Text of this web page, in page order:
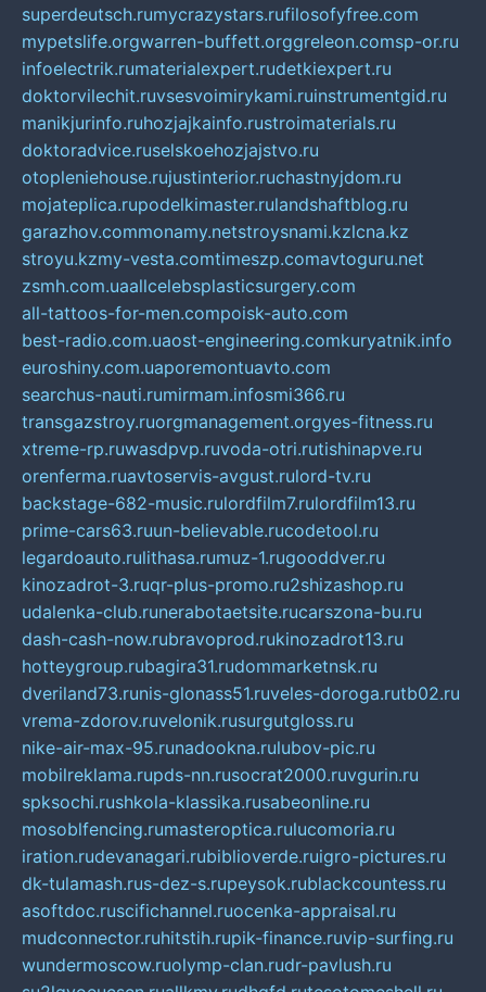
superdeutsch.rumycrazystars.rufilosofyfree.com
mypetslife.orgwarren-buffett.orggreleon.comsp-or.ru
infoelectrik.rumaterialexpert.rudetkiexpert.ru
doktorvilechit.ruvsesvoimirykami.ruinstrumentgid.ru
manikjurinfo.ruhozjajkainfo.rustroimaterials.ru
doktoradvice.ruselskoehozjajstvo.ru
otopleniehouse.rujustinterior.ruchastnyjdom.ru
mojateplica.rupodelkimaster.rulandshaftblog.ru
garazhov.commonamy.netstroysnami.kzlcna.kz
stroyu.kzmy-vesta.comtimeszp.comavtoguru.net
zsmh.com.uaallcelebsplasticsurgery.com
all-tattoos-for-men.compoisk-auto.com
best-radio.com.uaost-engineering.comkuryatnik.info
euroshiny.com.uaporemontuavto.com
searchus-nauti.rumirmam.infosmi366.ru
transgazstroy.ruorgmanagement.orgyes-fitness.ru
xtreme-rp.ruwasdpvp.ruvoda-otri.rutishinapve.ru
orenferma.ruavtoservis-avgust.rulord-tv.ru
backstage-682-music.rulordfilm7.rulordfilm13.ru
prime-cars63.ruun-believable.rucodetool.ru
legardoauto.rulithasa.rumuz-1.rugooddver.ru
kinozadrot-3.ruqr-plus-promo.ru2shizashop.ru
udalenka-club.runerabotaetsite.rucarszona-bu.ru
dash-cash-now.rubravoprod.rukinozadrot13.ru
hotteygroup.rubagira31.rudommarketnsk.ru
dveriland73.runis-glonass51.ruveles-doroga.rutb02.ru
vrema-zdorov.ruvelonik.rusurgutgloss.ru
nike-air-max-95.runadookna.rulubov-pic.ru
mobilreklama.rupds-nn.rusocrat2000.ruvgurin.ru
spksochi.rushkola-klassika.rusabeonline.ru
mosoblfencing.rumasteroptica.rulucomoria.ru
iration.rudevanagari.rubiblioverde.ruigro-pictures.ru
dk-tulamash.rus-dez-s.rupeysok.rublackcountess.ru
asoftdoc.ruscifichannel.ruocenka-appraisal.ru
mudconnector.ruhitstih.rupik-finance.ruvip-surfing.ru
wundermoscow.ruolymp-clan.rudr-pavlush.ru